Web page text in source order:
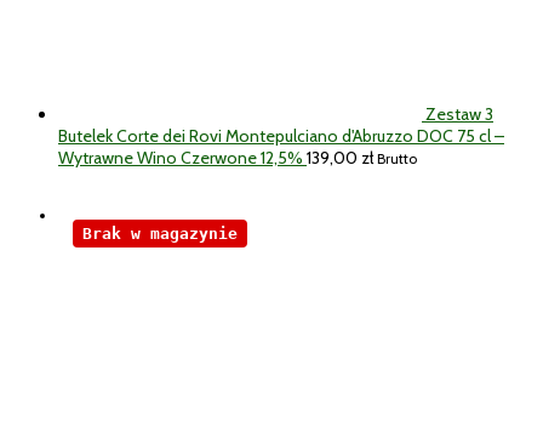
Zestaw 3
Butelek Corte dei Rovi Montepulciano d'Abruzzo DOC 75 cl –
Wytrawne Wino Czerwone 12,5% 139,00 zł Brutto
Brak w magazynie